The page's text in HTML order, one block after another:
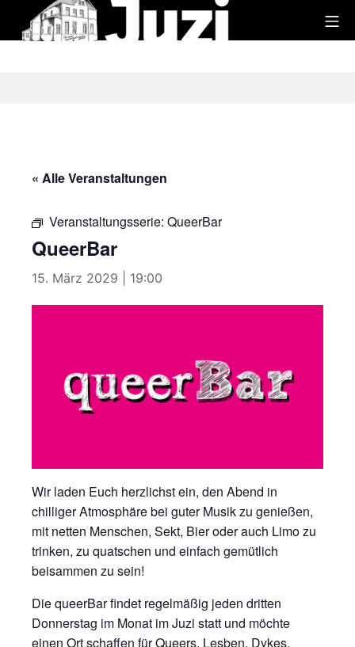
Inhalt
« Alle Veranstaltungen
Veranstaltungsserie: QueerBar
QueerBar
15. März 2029 | 19:00
Wir laden Euch herzlichst ein, den Abend in
chilliger Atmosphäre bei guter Musik zu genießen,
mit netten Menschen, Sekt, Bier oder auch Limo zu
trinken, zu quatschen und einfach gemütlich
beisammen zu sein!
Die queerBar findet regelmäßig jeden dritten
Donnerstag im Monat im Juzi statt und möchte
einen Ort schaffen für Queers, Lesben, Dykes,